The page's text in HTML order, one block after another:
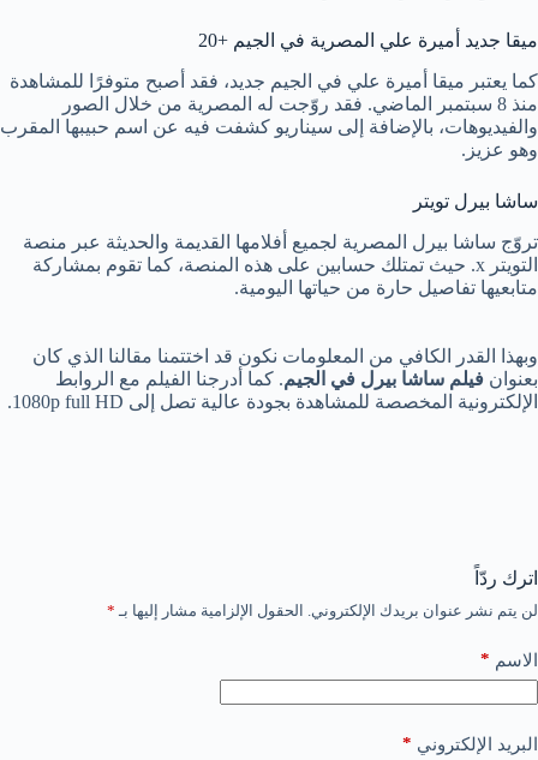
ميقا جديد أميرة علي المصرية في الجيم +20
كما يعتبر ميقا أميرة علي في الجيم جديد، فقد أصبح متوفرًا للمشاهدة
منذ 8 سبتمبر الماضي. فقد روّجت له المصرية من خلال الصور
والفيديوهات، بالإضافة إلى سيناريو كشفت فيه عن اسم حبيبها المقرب
وهو عزيز.
ساشا بيرل تويتر
تروّج ساشا بيرل المصرية لجميع أفلامها القديمة والحديثة عبر منصة
التويتر x. حيث تمتلك حسابين على هذه المنصة، كما تقوم بمشاركة
متابعيها تفاصيل حارة من حياتها اليومية.
وبهذا القدر الكافي من المعلومات نكون قد اختتمنا مقالنا الذي كان
بعنوان فيلم ساشا بيرل في الجيم. كما أدرجنا الفيلم مع الروابط
الإلكترونية المخصصة للمشاهدة بجودة عالية تصل إلى 1080p full HD.
اترك ردّاً
لن يتم نشر عنوان بريدك الإلكتروني. الحقول الإلزامية مشار إليها بـ *
الاسم *
البريد الإلكتروني *